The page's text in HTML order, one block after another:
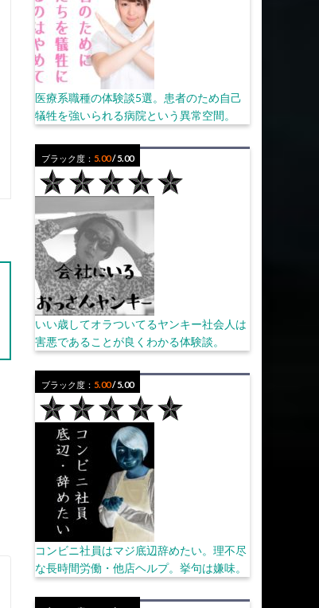
セクハラ , ダメ上司・無能上司
ラハラ・いじめ ...
医療系職種の体験談5選。患者のため自己
犠牲を強いられる病院という異常空間。
ブラック度： 5.00/ 5.00
いい歳してオラついてるヤンキー社会人は
害悪であることが良くわかる体験談。
ブラック度： 5.00/ 5.00
コンビニ社員はマジ底辺辞めたい。理不尽
な長時間労働・他店ヘルプ。挙句は嫌味。